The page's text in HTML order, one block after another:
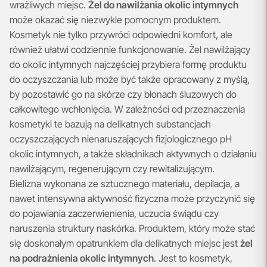
wrażliwych miejsc. Żel do nawilżania okolic intymnych
może okazać się niezwykle pomocnym produktem.
Kosmetyk nie tylko przywróci odpowiedni komfort, ale
również ułatwi codziennie funkcjonowanie. Żel nawilżający
do okolic intymnych najczęściej przybiera formę produktu
do oczyszczania lub może być także opracowany z myślą,
by pozostawić go na skórze czy błonach śluzowych do
całkowitego wchłonięcia. W zależności od przeznaczenia
kosmetyki te bazują na delikatnych substancjach
oczyszczających nienaruszających fizjologicznego pH
okolic intymnych, a także składnikach aktywnych o działaniu
nawilżającym, regenerującym czy rewitalizującym.
Bielizna wykonana ze sztucznego materiału, depilacja, a
nawet intensywna aktywność fizyczna może przyczynić się
do pojawiania zaczerwienienia, uczucia świądu czy
naruszenia struktury naskórka. Produktem, który może stać
się doskonałym opatrunkiem dla delikatnych miejsc jest żel
na podrażnienia okolic intymnych. Jest to kosmetyk,